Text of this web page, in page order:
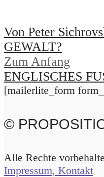
Von Peter
GEWALT?
Zum Anfang
ENGLISCHES
[mailerlite_form
©
Alle Rechte
Impressum, Kontakt